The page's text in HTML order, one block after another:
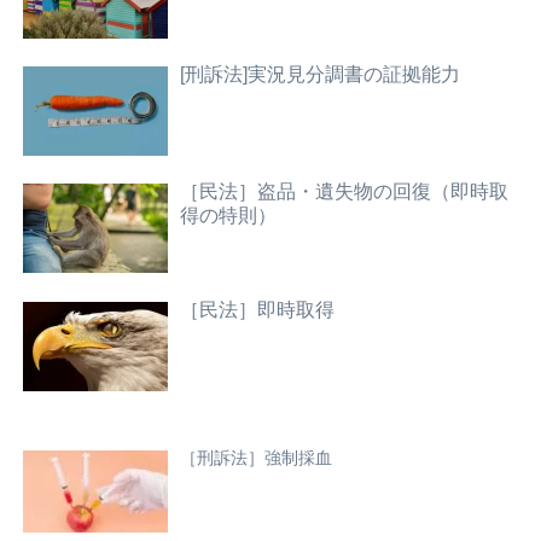
[刑訴法]実況見分調書の証拠能力
［民法］盗品・遺失物の回復（即時取
得の特則）
［民法］即時取得
［刑訴法］強制採血